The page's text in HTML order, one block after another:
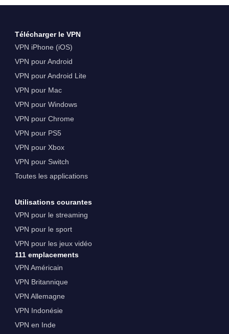
Télécharger le VPN
VPN iPhone (iOS)
VPN pour Android
VPN pour Android Lite
VPN pour Mac
VPN pour Windows
VPN pour Chrome
VPN pour PS5
VPN pour Xbox
VPN pour Switch
Toutes les applications
Utilisations courantes
VPN pour le streaming
VPN pour le sport
VPN pour les jeux vidéo
111 emplacements
VPN Américain
VPN Britannique
VPN Allemagne
VPN Indonésie
VPN en Inde